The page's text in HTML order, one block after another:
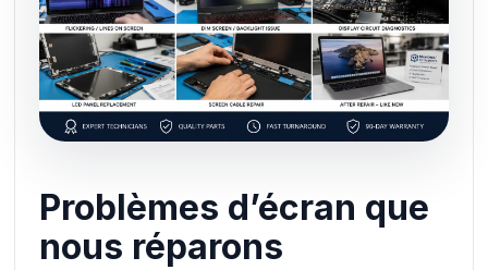
Problèmes d’écran que
nous réparons